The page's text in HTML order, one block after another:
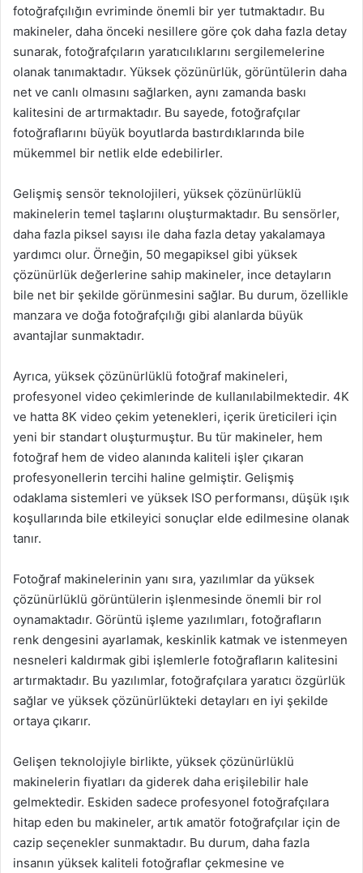
fotoğrafçılığın evriminde önemli bir yer tutmaktadır. Bu
makineler, daha önceki nesillere göre çok daha fazla detay
sunarak, fotoğrafçıların yaratıcılıklarını sergilemelerine
olanak tanımaktadır. Yüksek çözünürlük, görüntülerin daha
net ve canlı olmasını sağlarken, aynı zamanda baskı
kalitesini de artırmaktadır. Bu sayede, fotoğrafçılar
fotoğraflarını büyük boyutlarda bastırdıklarında bile
mükemmel bir netlik elde edebilirler.
Gelişmiş sensör teknolojileri, yüksek çözünürlüklü
makinelerin temel taşlarını oluşturmaktadır. Bu sensörler,
daha fazla piksel sayısı ile daha fazla detay yakalamaya
yardımcı olur. Örneğin, 50 megapiksel gibi yüksek
çözünürlük değerlerine sahip makineler, ince detayların
bile net bir şekilde görünmesini sağlar. Bu durum, özellikle
manzara ve doğa fotoğrafçılığı gibi alanlarda büyük
avantajlar sunmaktadır.
Ayrıca, yüksek çözünürlüklü fotoğraf makineleri,
profesyonel video çekimlerinde de kullanılabilmektedir. 4K
ve hatta 8K video çekim yetenekleri, içerik üreticileri için
yeni bir standart oluşturmuştur. Bu tür makineler, hem
fotoğraf hem de video alanında kaliteli işler çıkaran
profesyonellerin tercihi haline gelmiştir. Gelişmiş
odaklama sistemleri ve yüksek ISO performansı, düşük ışık
koşullarında bile etkileyici sonuçlar elde edilmesine olanak
tanır.
Fotoğraf makinelerinin yanı sıra, yazılımlar da yüksek
çözünürlüklü görüntülerin işlenmesinde önemli bir rol
oynamaktadır. Görüntü işleme yazılımları, fotoğrafların
renk dengesini ayarlamak, keskinlik katmak ve istenmeyen
nesneleri kaldırmak gibi işlemlerle fotoğrafların kalitesini
artırmaktadır. Bu yazılımlar, fotoğrafçılara yaratıcı özgürlük
sağlar ve yüksek çözünürlükteki detayları en iyi şekilde
ortaya çıkarır.
Gelişen teknolojiyle birlikte, yüksek çözünürlüklü
makinelerin fiyatları da giderek daha erişilebilir hale
gelmektedir. Eskiden sadece profesyonel fotoğrafçılara
hitap eden bu makineler, artık amatör fotoğrafçılar için de
cazip seçenekler sunmaktadır. Bu durum, daha fazla
insanın yüksek kaliteli fotoğraflar çekmesine ve